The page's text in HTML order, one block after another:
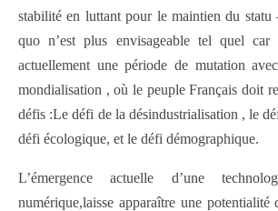
stabilité en luttant pour le maintien du
quo n’est plus envisageable tel quel car
actuellement une période de mutation
mondialisation , où le peuple Français doit
défis :Le défi de la désindustrialisation , le
défi écologique, et le défi démographique.
L’émergence actuelle d’une
numérique,laisse apparaître une potentialité